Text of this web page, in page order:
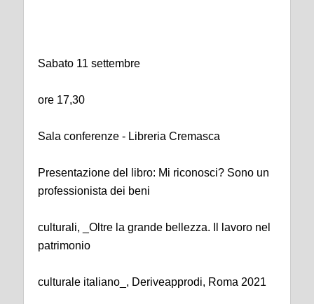
Sabato 11 settembre
ore 17,30
Sala conferenze - Libreria Cremasca
Presentazione del libro: Mi riconosci? Sono un
professionista dei beni
culturali, _Oltre la grande bellezza. Il lavoro nel
patrimonio
culturale italiano_, Deriveapprodi, Roma 2021